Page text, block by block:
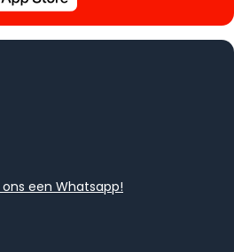
een Whatsapp!